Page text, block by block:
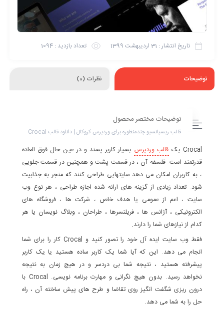
تاریخ انتشار : 31 اردیبهشت 1399 تعداد بازدید : 1094
توضیحات نظرات (0)
توضیحات مختصر محصول
قالب ریسپانسیو چندمنظوره برای وردپرس کروکال | دانلود قالب Crocal
Crocal یک قالب وردپرس بسیار کاربر پسند و در عین حال فوق العاده
قدرتمند است. فلسفه آن ، در قسمت پشت و همچنین در قسمت جلویی
، به کاربران امکان می دهد سایتهایی طراحی کنند که منجر به جذابیت
شود. تعداد زیادی از گزینه های ارائه شده اجازه طراحی ، هر نوع وب
سایت ، اعم از عمومی یا هدف خاص ، شرکت ها ، فروشگاه های
الکترونیکی ، آژانس ها ، فریلنسرها ، طراحان ، وبلاگ نویسان یا هر
کدام از نیازهای شما را دارند.
فقط وب سایت ایده آل خود را تصور کنید و Crocal کار را برای شما
انجام می دهد. این که آیا شما یک کاربر ساده هستید یا یک کاربر
پیشرفته هستید ، نتیجه شما بی دردسر و در هیچ زمان به نتیجه
نخواهد رسید. بدون هیچ نگرانی و مهارت برنامه نویسی. Crocal با
درون ریزی شگفت انگیز روی تقاضا و طرح های پیش ساخته آن ، راه
حل را به شما می دهد.